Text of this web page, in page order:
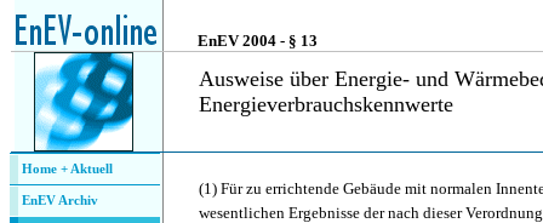
EnEV 2004 - § 13
Ausweise über Energie- und
Energieverbrauchskennwerte
Home + Aktuell
EnEV Archiv
(1) Für zu errichtende Gebäude mit normalen
wesentlichen Ergebnisse der nach dieser